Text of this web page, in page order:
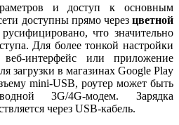
и доступ к основным
доступны прямо через цветной
что значительно
Для более тонкой настройки
веб-интерфейс или приложение
загрузки в магазинах Google Play
mini-USB, роутер может быть
3G/4G-модем. Зарядка
через USB-кабель.